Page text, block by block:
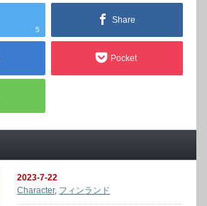
5
Share
Pocket
2023-7-22
Character, フィンランド